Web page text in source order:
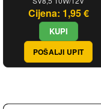
Cijena: 1,95 €
POŠALJI UPIT